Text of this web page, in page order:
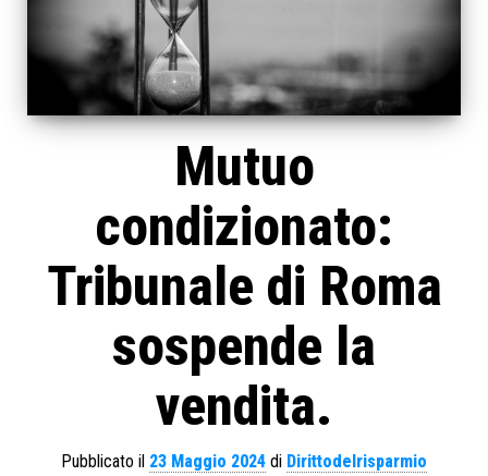
Mutuo
condizionato:
Tribunale di Roma
sospende la
vendita.
Pubblicato il 23 Maggio 2024 di Dirittodelrisparmio